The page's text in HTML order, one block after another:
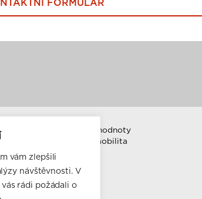
vám zlepšili
návštěvnosti. V
rádi požádali o
FORMULÁŘ
fondu
Firemní hodnoty
Elektromobilita